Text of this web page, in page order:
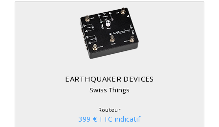
EARTHQUAKER DEVICES
Swiss Things
Routeur
399 € TTC indicatif